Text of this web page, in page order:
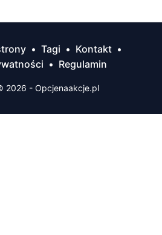
• Tagi • Kontakt •
• Regulamin
2026 - Opcjenaakcje.pl